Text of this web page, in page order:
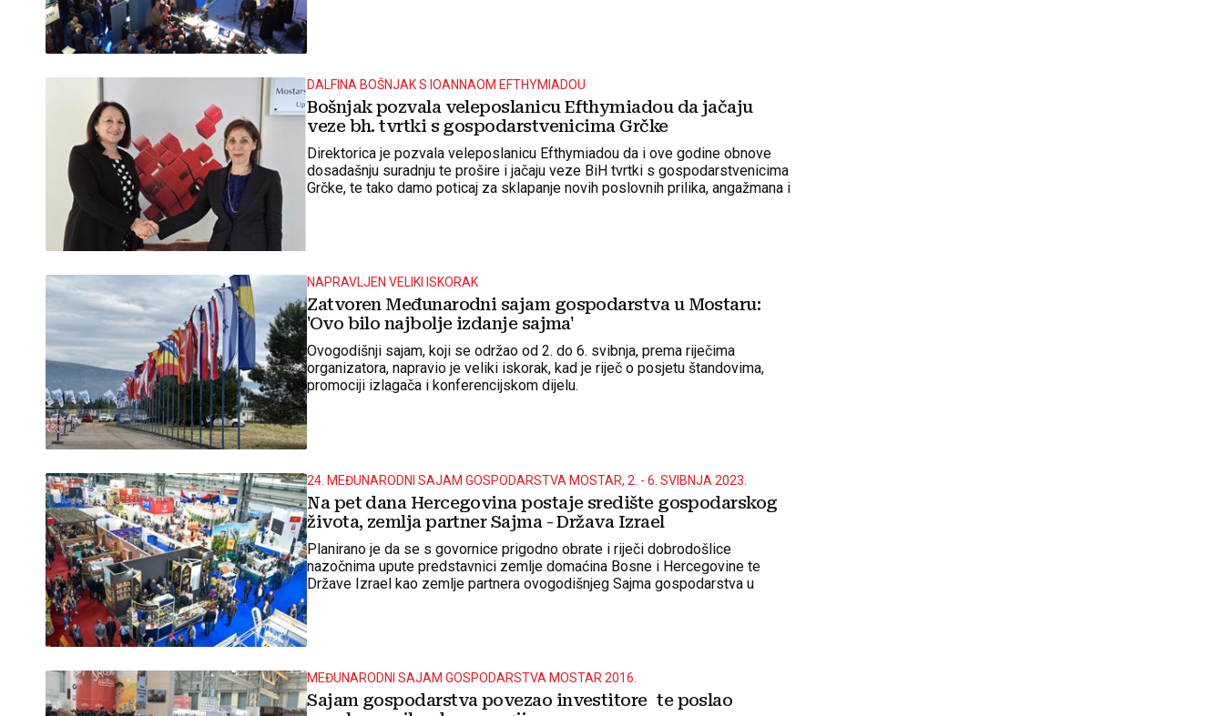
DALFINA BOŠNJAK S IOANNAOM EFTHYMIADOU
Bošnjak pozvala veleposlanicu Efthymiadou da jačaju
veze bh. tvrtki s gospodarstvenicima Grčke
Direktorica je pozvala veleposlanicu Efthymiadou da i ove godine obnove
dosadašnju suradnju te prošire i jačaju veze BiH tvrtki s gospodarstvenicima
Grčke, te tako damo poticaj za sklapanje novih poslovnih prilika, angažmana i
NAPRAVLJEN VELIKI ISKORAK
Zatvoren Međunarodni sajam gospodarstva u Mostaru:
'Ovo bilo najbolje izdanje sajma'
Ovogodišnji sajam, koji se održao od 2. do 6. svibnja, prema riječima
organizatora, napravio je veliki iskorak, kad je riječ o posjetu štandovima,
promociji izlagača i konferencijskom dijelu.
24. MEĐUNARODNI SAJAM GOSPODARSTVA MOSTAR, 2. - 6. SVIBNJA 2023.
Na pet dana Hercegovina postaje središte gospodarskog
života, zemlja partner Sajma - Država Izrael
Planirano je da se s govornice prigodno obrate i riječi dobrodošlice
nazočnima upute predstavnici zemlje domaćina Bosne i Hercegovine te
Države Izrael kao zemlje partnera ovogodišnjeg Sajma gospodarstva u
MEĐUNARODNI SAJAM GOSPODARSTVA MOSTAR 2016.
Sajam gospodarstva povezao investitore te poslao